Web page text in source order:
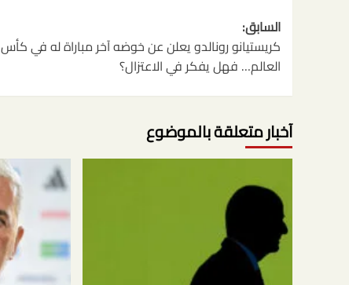
تصفّح
المقالات
السابق:
كريستيانو رونالدو يعلن عن خوضه آخر مباراة له في كأس
العالم… فهل يفكر في الاعتزال؟
آخبار متعلقة بالموضوع